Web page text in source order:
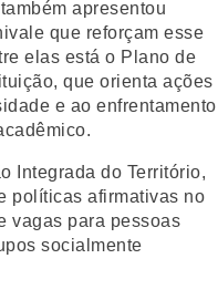
apresentou
que reforçam esse
elas está o Plano de
que orienta ações
e ao enfrentamento
Integrada do Território,
políticas afirmativas no
vagas para pessoas
socialmente